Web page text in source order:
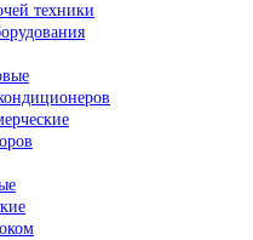
техники